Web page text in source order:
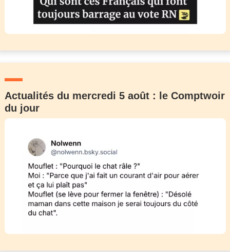
Actualités du mercredi 5 août : le Comptwoir
du jour